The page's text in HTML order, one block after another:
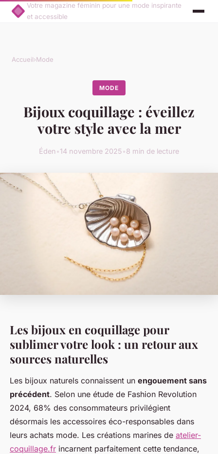
Votre magazine féminin pour une mode inspirante
et accessible
Accueil›Mode
MODE
Bijoux coquillage : éveillez
votre style avec la mer
Éden•14 novembre 2025•8 min de lecture
Les bijoux en coquillage pour
sublimer votre look : un retour aux
sources naturelles
Les bijoux naturels connaissent un engouement sans
précédent. Selon une étude de Fashion Revolution
2024, 68% des consommateurs privilégient
désormais les accessoires éco-responsables dans
leurs achats mode. Les créations marines de atelier-
coquillage.fr incarnent parfaitement cette tendance,